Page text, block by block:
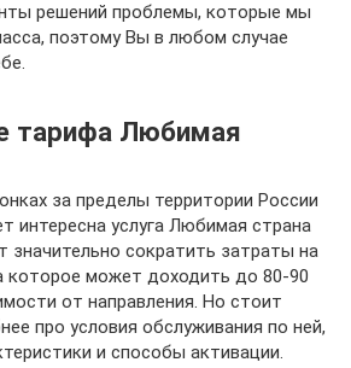
решений проблемы, которые мы
поэтому Вы в любом случае
тарифа Любимая
за пределы территории России
интересна услуга Любимая страна
значительно сократить затраты на
которое может доходить до 80-90
от направления. Но стоит
про условия обслуживания по ней,
и способы активации.